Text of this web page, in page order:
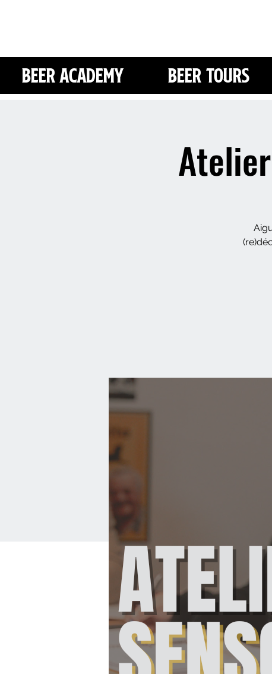
Beer Academy Beer Tours